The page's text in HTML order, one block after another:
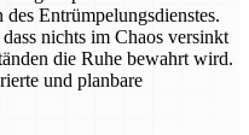
Entrümpelungsdienstes.
nichts im Chaos versinkt
die Ruhe bewahrt wird.
und planbare